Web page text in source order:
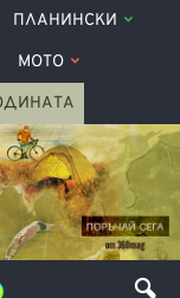
ПЛАНИНСКИ
МОТО